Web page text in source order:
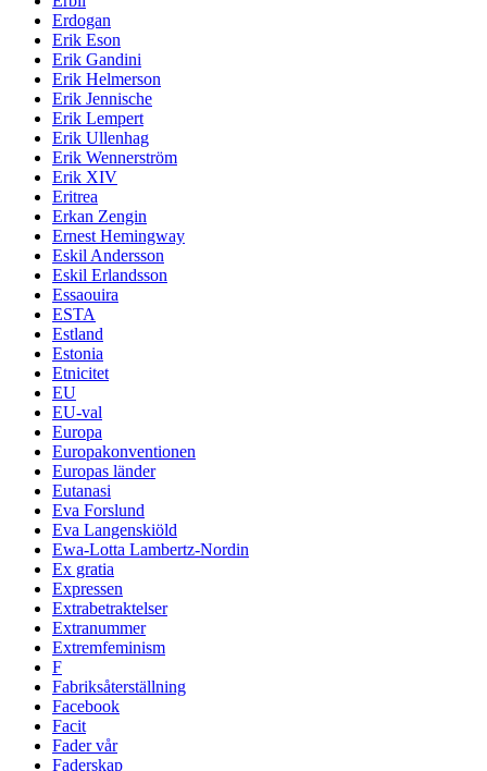
Erdogan
Erik Eson
Erik Gandini
Erik Helmerson
Erik Jennische
Erik Lempert
Erik Ullenhag
Erik Wennerström
Erik XIV
Eritrea
Erkan Zengin
Ernest Hemingway
Eskil Andersson
Eskil Erlandsson
Essaouira
ESTA
Estland
Estonia
Etnicitet
EU
EU-val
Europa
Europakonventionen
Europas länder
Eutanasi
Eva Forslund
Eva Langenskiöld
Ewa-Lotta Lambertz-Nordin
Ex gratia
Expressen
Extrabetraktelser
Extranummer
Extremfeminism
F
Fabriksåterställning
Facebook
Facit
Fader vår
Faderskap